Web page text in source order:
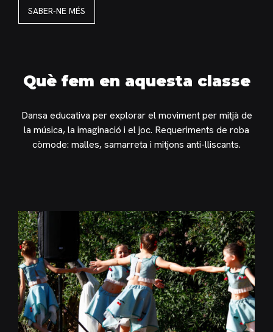
SABER-NE MÉS
Què fem en aquesta classe
Dansa educativa per explorar el moviment per mitjà de
la música, la imaginació i el joc. Requeriments de roba
còmode: malles, samarreta i mitjons anti-lliscants.